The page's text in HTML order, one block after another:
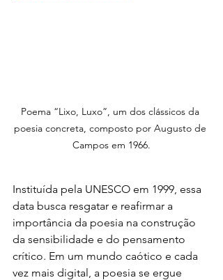
Poema “Lixo, Luxo”, um dos clássicos da
poesia concreta, composto por Augusto de
Campos em 1966.
Instituída pela UNESCO em 1999, essa
data busca resgatar e reafirmar a
importância da poesia na construção
da sensibilidade e do pensamento
crítico. Em um mundo caótico e cada
vez mais digital, a poesia se ergue